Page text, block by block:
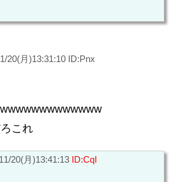
20(月)13:31:10 ID:Pnx
これ
20(月)13:41:13 ID:CqI